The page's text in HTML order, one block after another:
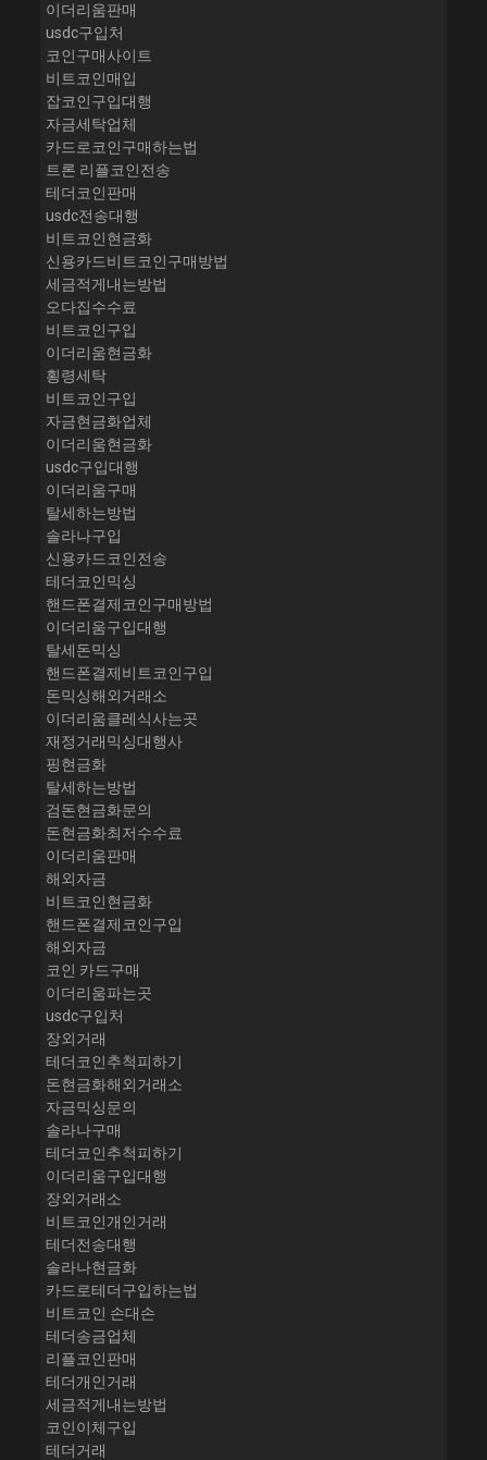
이더리움판매
usdc구입처
코인구매사이트
비트코인매입
잡코인구입대행
자금세탁업체
카드로코인구매하는법
트론 리플코인전송
테더코인판매
usdc전송대행
비트코인현금화
신용카드비트코인구매방법
세금적게내는방법
오다집수수료
비트코인구입
이더리움현금화
횡령세탁
비트코인구입
자금현금화업체
이더리움현금화
usdc구입대행
이더리움구매
탈세하는방법
솔라나구입
신용카드코인전송
테더코인믹싱
핸드폰결제코인구매방법
이더리움구입대행
탈세돈믹싱
핸드폰결제비트코인구입
돈믹싱해외거래소
이더리움클레식사는곳
재정거래믹싱대행사
핑현금화
탈세하는방법
검돈현금화문의
돈현금화최저수수료
이더리움판매
해외자금
비트코인현금화
핸드폰결제코인구입
해외자금
코인 카드구매
이더리움파는곳
usdc구입처
장외거래
테더코인추척피하기
돈현금화해외거래소
자금믹싱문의
솔라나구매
테더코인추척피하기
이더리움구입대행
장외거래소
비트코인개인거래
테더전송대행
솔라나현금화
카드로테더구입하는법
비트코인 손대손
테더송금업체
리플코인판매
테더개인거래
세금적게내는방법
코인이체구입
테더거래